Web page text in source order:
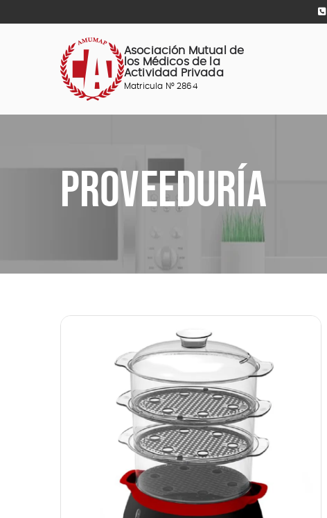
al
Asociación Mutual de
los Médicos de la
Actividad Privada
Matricula N° 2864
PROVEEDURÍA